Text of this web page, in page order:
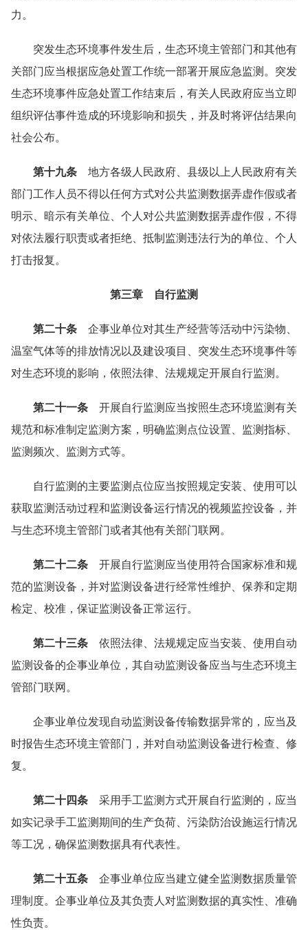
力。
突发生态环境事件发生后，生态环境主管部门和其他有
关部门应当根据应急处置工作统一部署开展应急监测。突发
生态环境事件应急处置工作结束后，有关人民政府应当立即
组织评估事件造成的环境影响和损失，并及时将评估结果向
社会公布。
第十九条 地方各级人民政府、县级以上人民政府有关
部门工作人员不得以任何方式对公共监测数据弄虚作假或者
明示、暗示有关单位、个人对公共监测数据弄虚作假，不得
对依法履行职责或者拒绝、抵制监测违法行为的单位、个人
打击报复。
第三章 自行监测
第二十条 企事业单位对其生产经营等活动中污染物、
温室气体等的排放情况以及建设项目、突发生态环境事件等
对生态环境的影响，依照法律、法规规定开展自行监测。
第二十一条 开展自行监测应当按照生态环境监测有关
规范和标准制定监测方案，明确监测点位设置、监测指标、
监测频次、监测方式等。
自行监测的主要监测点位应当按照规定安装、使用可以
获取监测活动过程和监测设备运行情况的视频监控设备，并
与生态环境主管部门或者其他有关部门联网。
第二十二条 开展自行监测应当使用符合国家标准和规
范的监测设备，并对监测设备进行经常性维护、保养和定期
检定、校准，保证监测设备正常运行。
第二十三条 依照法律、法规规定应当安装、使用自动
监测设备的企事业单位，其自动监测设备应当与生态环境主
管部门联网。
企事业单位发现自动监测设备传输数据异常的，应当及
时报告生态环境主管部门，并对自动监测设备进行检查、修
复。
第二十四条 采用手工监测方式开展自行监测的，应当
如实记录手工监测期间的生产负荷、污染防治设施运行情况
等工况，确保监测数据具有代表性。
第二十五条 企事业单位应当建立健全监测数据质量管
理制度。企事业单位及其负责人对监测数据的真实性、准确
性负责。